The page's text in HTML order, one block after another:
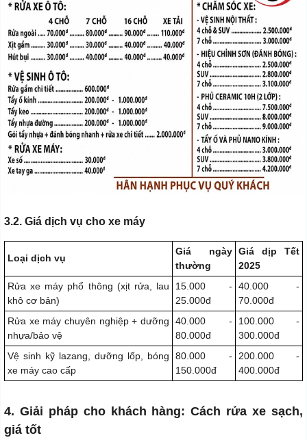
3.2. Giá dịch vụ cho xe máy
Loại dịch vụ
Giá ngày
thường
Giá dịp Tết
2025
Rửa xe máy phổ thông (xịt rửa, lau
khô cơ bản)
15.000 -
25.000đ
40.000 -
70.000đ
Rửa xe máy chuyên nghiệp + dưỡng
nhựa/bảo vệ
40.000 -
80.000đ
100.000 -
300.000đ
Vệ sinh kỹ lazang, dưỡng lốp, bóng
xe máy cao cấp
80.000 -
150.000đ
200.000 -
400.000đ
4. Giải pháp cho khách hàng: Cách rửa xe sạch,
giá tốt